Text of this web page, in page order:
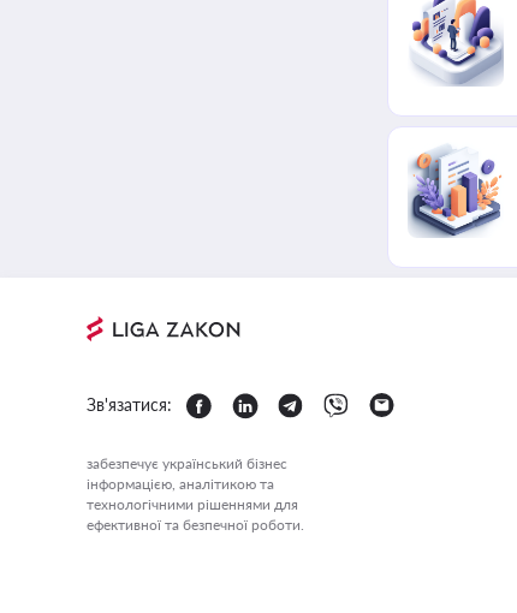
Зв'язатися:
забезпечує український бізнес
інформацією, аналітикою та
технологічними рішеннями для
ефективної та безпечної роботи.